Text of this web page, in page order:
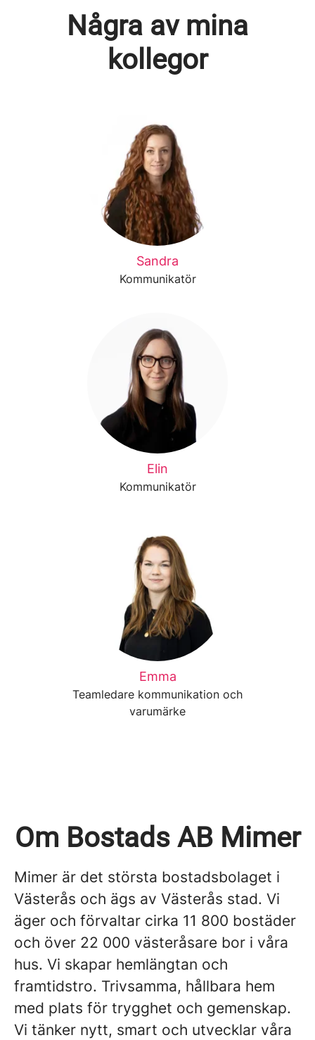
Några av mina
kollegor
Sandra
Kommunikatör
Elin
Kommunikatör
Emma
Teamledare kommunikation och
varumärke
Om Bostads AB Mimer
Mimer är det största bostadsbolaget i
Västerås och ägs av Västerås stad. Vi
äger och förvaltar cirka 11 800 bostäder
och över 22 000 västeråsare bor i våra
hus. Vi skapar hemlängtan och
framtidstro. Trivsamma, hållbara hem
med plats för trygghet och gemenskap.
Vi tänker nytt, smart och utvecklar våra